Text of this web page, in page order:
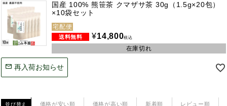
国産 100% 熊笹茶 クマザサ茶 30g（1.5g×20包）
×10袋セット
宅配便
¥14,800税込
在庫切れ
再入荷お知らせ
並び替え 価格が安い順 価格が高い順 新着順 レビュー順